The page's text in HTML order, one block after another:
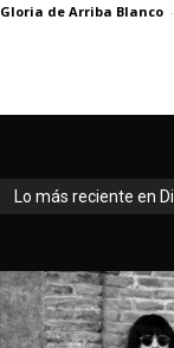
Gloria de Arriba Blanco -
Lo más reciente en